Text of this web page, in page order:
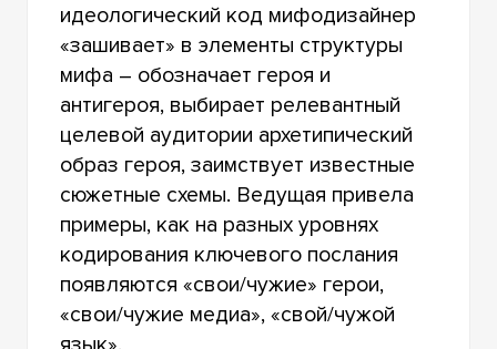
идеологический код мифодизайнер
«зашивает» в элементы структуры
мифа – обозначает героя и
антигероя, выбирает релевантный
целевой аудитории архетипический
образ героя, заимствует известные
сюжетные схемы. Ведущая привела
примеры, как на разных уровнях
кодирования ключевого послания
появляются «свои/чужие» герои,
«свои/чужие медиа», «свой/чужой